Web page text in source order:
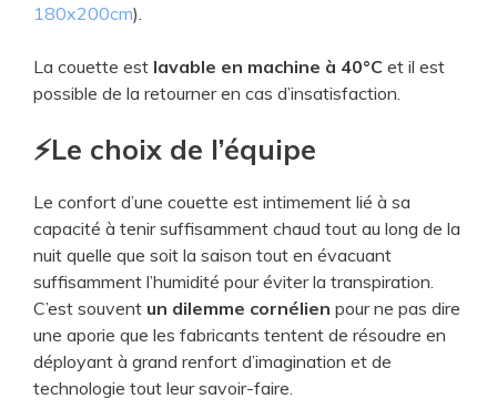
180x200cm).
La couette est lavable en machine à 40°C et il est
possible de la retourner en cas d’insatisfaction.
​⚡Le choix de l’équipe
Le confort d’une couette est intimement lié à sa
capacité à tenir suffisamment chaud tout au long de la
nuit quelle que soit la saison tout en évacuant
suffisamment l’humidité pour éviter la transpiration.
C’est souvent un dilemme cornélien pour ne pas dire
une aporie que les fabricants tentent de résoudre en
déployant à grand renfort d’imagination et de
technologie tout leur savoir-faire.